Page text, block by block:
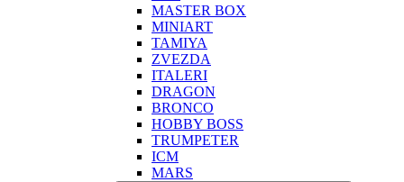
MASTER BOX
MINIART
TAMIYA
ZVEZDA
ITALERI
DRAGON
BRONCO
HOBBY BOSS
TRUMPETER
ICM
MARS